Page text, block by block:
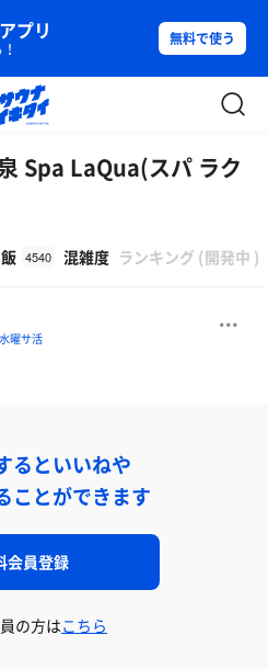
プリ 無料で使う
Spa LaQua(スパ ラク
4540 混雑度 ランキング (開発中 )
水曜サ活
るといいねや
ことができます
会員登録
の方はこちら